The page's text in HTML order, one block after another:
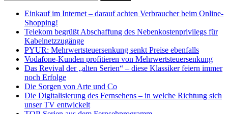
nach:
Einkauf im Internet – darauf achten Verbraucher beim Online-
Shopping!
Telekom begrüßt Abschaffung des Nebenkostenprivilegs für
Kabelnetzzugänge
PYUR: Mehrwertsteuersenkung senkt Preise ebenfalls
Vodafone-Kunden profitieren von Mehrwertsteuersenkung
Das Revival der „alten Serien“ – diese Klassiker feiern immer
noch Erfolge
Die Sorgen von Arte und Co
Die Digitalisierung des Fernsehens – in welche Richtung sich
unser TV entwickelt